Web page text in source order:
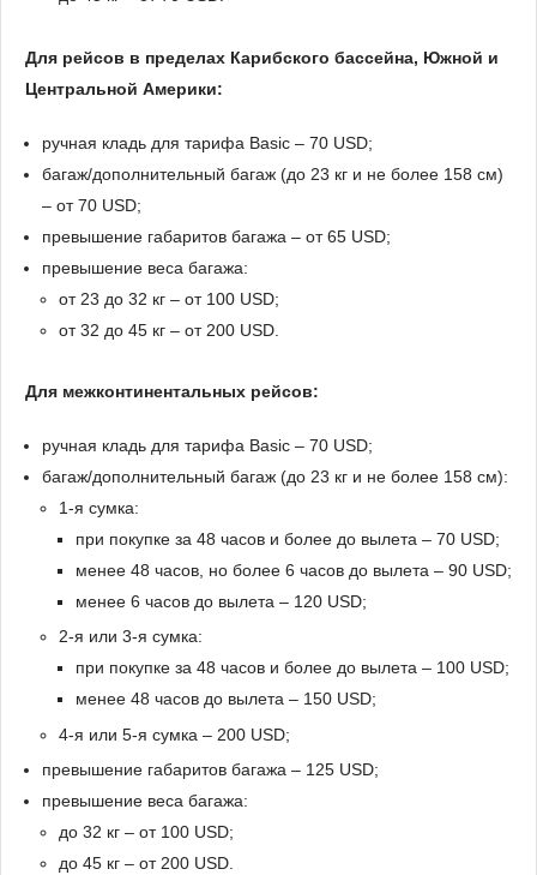
Для рейсов в пределах Карибского бассейна, Южной и
Центральной Америки:
ручная кладь для тарифа Basic – 70 USD;
багаж/дополнительный багаж (до 23 кг и не более 158 см)
– от 70 USD;
превышение габаритов багажа – от 65 USD;
превышение веса багажа:
от 23 до 32 кг – от 100 USD;
от 32 до 45 кг – от 200 USD.
Для межконтинентальных рейсов:
ручная кладь для тарифа Basic – 70 USD;
багаж/дополнительный багаж (до 23 кг и не более 158 см):
1-я сумка:
при покупке за 48 часов и более до вылета – 70 USD;
менее 48 часов, но более 6 часов до вылета – 90 USD;
менее 6 часов до вылета – 120 USD;
2-я или 3-я сумка:
при покупке за 48 часов и более до вылета – 100 USD;
менее 48 часов до вылета – 150 USD;
4-я или 5-я сумка – 200 USD;
превышение габаритов багажа – 125 USD;
превышение веса багажа:
до 32 кг – от 100 USD;
до 45 кг – от 200 USD.